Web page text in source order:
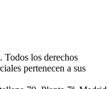
los derechos
pertenecen a sus